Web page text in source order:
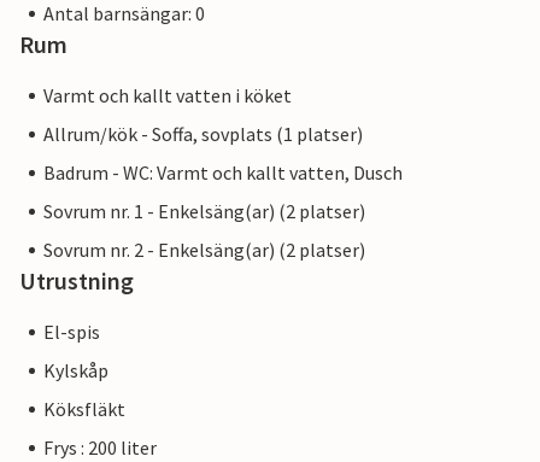
Antal barnsängar: 0
Rum
Varmt och kallt vatten i köket
Allrum/kök - Soffa, sovplats (1 platser)
Badrum - WC: Varmt och kallt vatten, Dusch
Sovrum nr. 1 - Enkelsäng(ar) (2 platser)
Sovrum nr. 2 - Enkelsäng(ar) (2 platser)
Utrustning
El-spis
Kylskåp
Köksfläkt
Frys : 200 liter